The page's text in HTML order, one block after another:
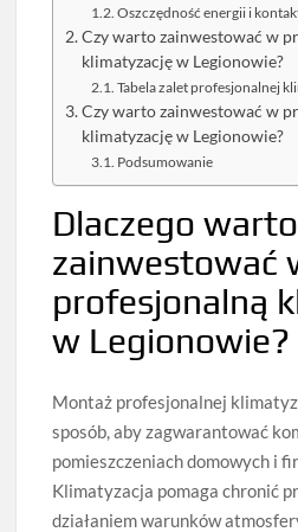
Oszczędność energii i
Czy warto zainwestować w
klimatyzację w Legionowie?
Tabela zalet profesjonalnej
Czy warto zainwestować w
klimatyzację w Legionowie?
Podsumowanie
Dlaczego warto
zainwestować
profesjonalną
w Legionowie?
Montaż profesjonalnej
sposób, aby zagwarantować
pomieszczeniach domowych i
Klimatyzacja pomaga chronić
działaniem warunków